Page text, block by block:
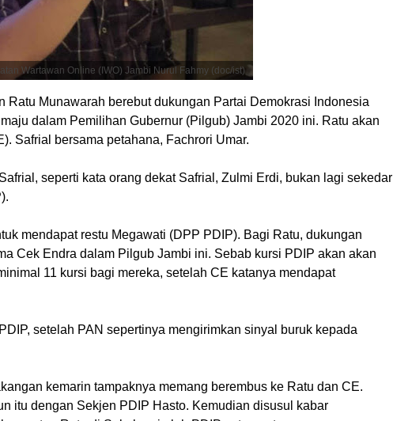
Wartawan Online (IWO) Jambi Nurul Fahmy (doc/ist)
Ratu Munawarah berebut dukungan Partai Demokrasi Indonesia
dalam Pemilihan Gubernur (Pilgub) Jambi 2020 ini. Ratu akan
Safrial bersama petahana, Fachrori Umar.
seperti kata orang dekat Safrial, Zulmi Erdi, bukan lagi sekedar
mendapat restu Megawati (DPP PDIP). Bagi Ratu, dukungan
Cek Endra dalam Pilgub Jambi ini. Sebab kursi PDIP akan akan
11 kursi bagi mereka, setelah CE katanya mendapat
setelah PAN sepertinya mengirimkan sinyal buruk kepada
kemarin tampaknya memang berembus ke Ratu dan CE.
itu dengan Sekjen PDIP Hasto. Kemudian disusul kabar